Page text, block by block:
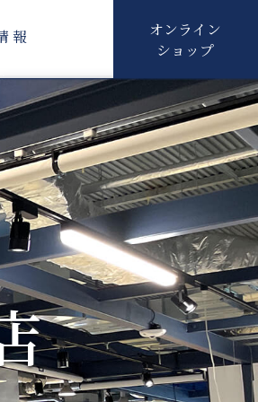
報
オンライン
ショップ